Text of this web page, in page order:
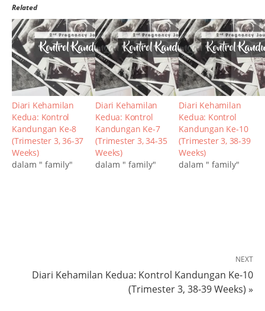
Related
Diari Kehamilan
Kedua: Kontrol
Kandungan Ke-8
(Trimester 3, 36-37
Weeks)
dalam " family"
Diari Kehamilan
Kedua: Kontrol
Kandungan Ke-7
(Trimester 3, 34-35
Weeks)
dalam " family"
Diari Kehamilan
Kedua: Kontrol
Kandungan Ke-10
(Trimester 3, 38-39
Weeks)
dalam " family"
NEXT
Diari Kehamilan Kedua: Kontrol Kandungan Ke-10
(Trimester 3, 38-39 Weeks) »